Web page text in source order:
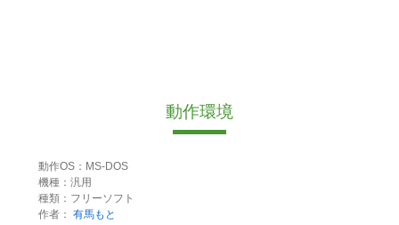
動作環境
動作OS：MS-DOS
機種：汎用
種類：フリーソフト
作者： 有馬もと